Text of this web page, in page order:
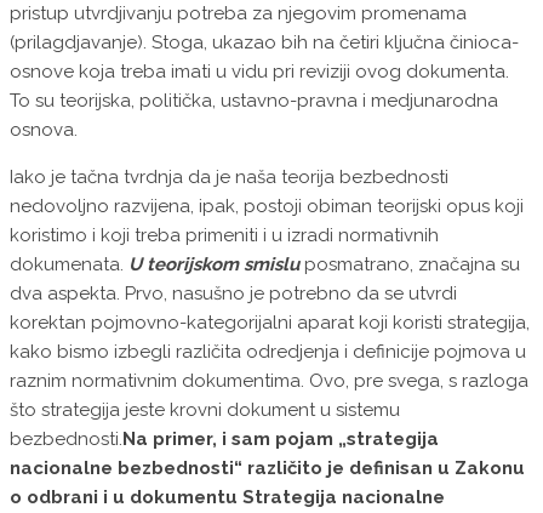
pristup utvrdjivanju potreba za njegovim promenama
(prilagdjavanje). Stoga, ukazao bih na četiri ključna činioca-
osnove koja treba imati u vidu pri reviziji ovog dokumenta.
To su teorijska, politička, ustavno-pravna i medjunarodna
osnova.
Iako je tačna tvrdnja da je naša teorija bezbednosti
nedovoljno razvijena, ipak, postoji obiman teorijski opus koji
koristimo i koji treba primeniti i u izradi normativnih
dokumenata. U teorijskom smislu posmatrano, značajna su
dva aspekta. Prvo, nasušno je potrebno da se utvrdi
korektan pojmovno-kategorijalni aparat koji koristi strategija,
kako bismo izbegli različita odredjenja i definicije pojmova u
raznim normativnim dokumentima. Ovo, pre svega, s razloga
što strategija jeste krovni dokument u sistemu
bezbednosti. Na primer, i sam pojam „strategija
nacionalne bezbednosti“ različito je definisan u Zakonu
o odbrani i u dokumentu Strategija nacionalne